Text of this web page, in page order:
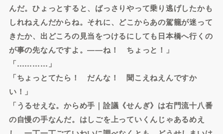
んだ。ひょっとすると、ばっさりやって乗り逃げしたかも
しれねえんだからね。それに、どこからあの駕籠が迷って
きたか、出どころの見当をつけるにしても日本橋へ行くの
が事の先なんですよ。――ね！ ちょっと！」
「…………」
「ちょっとてたら！ だんな！ 聞こえねえんですか
い！」
「うるせえな。からめ手｜詮議《せんぎ》は右門流十八番
の自慢の手なんだ。はしごを上っていくんじゃあるめえ